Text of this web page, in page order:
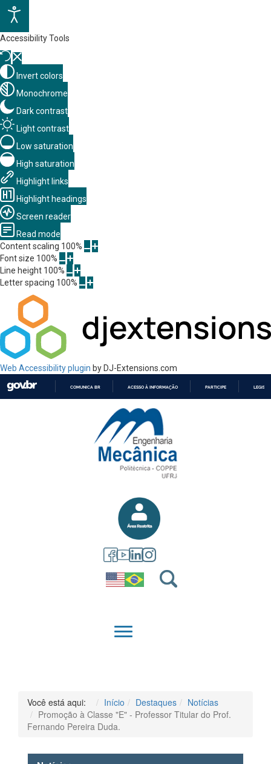
Accessibility Tools
Invert colors
Monochrome
Dark contrast
Light contrast
Low saturation
High saturation
Highlight links
Highlight headings
Screen reader
Read mode
Content scaling 100%
Font size 100%
Line height 100%
Letter spacing 100%
Web Accessibility plugin by DJ-Extensions.com
PARA
CONTEÚDO
COMUNICA BR ACESSO À INFORMAÇÃO PARTICIPE
QUEM SOMOS
Você está aqui: Início Destaques
Notícias
Promoção à Classe "E" - Professor Titular do Prof.
Fernando Pereira Duda.